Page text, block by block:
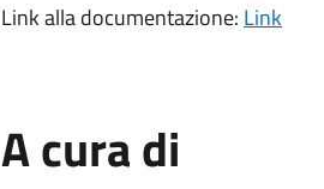
Link alla documentazione: Link
A cura di